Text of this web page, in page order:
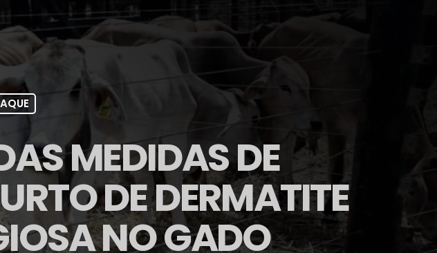
MEDIDAS DE
DE DERMATITE
NO GADO